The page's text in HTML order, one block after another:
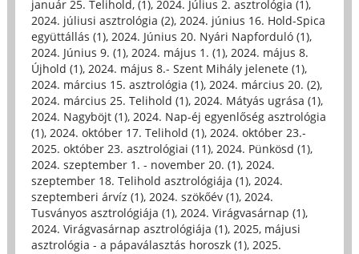
január 25. Telihold, (1), 2024. Július 2. asztrológia (1),
2024. júliusi asztrológia (2), 2024. június 16. Hold-Spica
együttállás (1), 2024. Június 20. Nyári Napforduló (1),
2024. Június 9. (1), 2024. május 1. (1), 2024. május 8.
Újhold (1), 2024. május 8.- Szent Mihály jelenete (1),
2024. március 15. asztrológia (1), 2024. március 20. (2),
2024. március 25. Telihold (1), 2024. Mátyás ugrása (1),
2024. Nagyböjt (1), 2024. Nap-éj egyenlőség asztrológia
(1), 2024. október 17. Telihold (1), 2024. október 23.-
2025. október 23. asztrológiai (11), 2024. Pünkösd (1),
2024. szeptember 1. - november 20. (1), 2024.
szeptember 18. Telihold asztrológiája (1), 2024.
szeptemberi árvíz (1), 2024. szökőév (1), 2024.
Tusványos asztrológiája (1), 2024. Virágvasárnap (1),
2024. Virágvasárnap asztrológiája (1), 2025, májusi
asztrológia - a pápaválasztás horoszk (1), 2025.